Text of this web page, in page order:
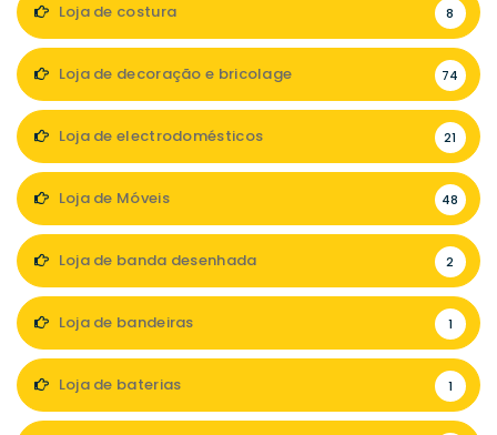
Loja de costura 8
Loja de decoração e bricolage 74
Loja de electrodomésticos 21
Loja de Móveis 48
Loja de banda desenhada 2
Loja de bandeiras 1
Loja de baterias 1